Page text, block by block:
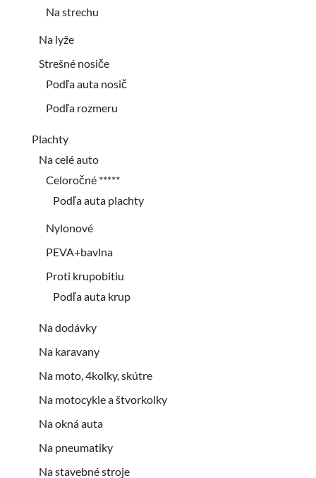
Na strechu
Na lyže
Strešné nosiče
Podľa auta nosič
Podľa rozmeru
Plachty
Na celé auto
Celoročné *****
Podľa auta plachty
Nylonové
PEVA+bavlna
Proti krupobitiu
Podľa auta krup
Na dodávky
Na karavany
Na moto, 4kolky, skútre
Na motocykle a štvorkolky
Na okná auta
Na pneumatiky
Na stavebné stroje